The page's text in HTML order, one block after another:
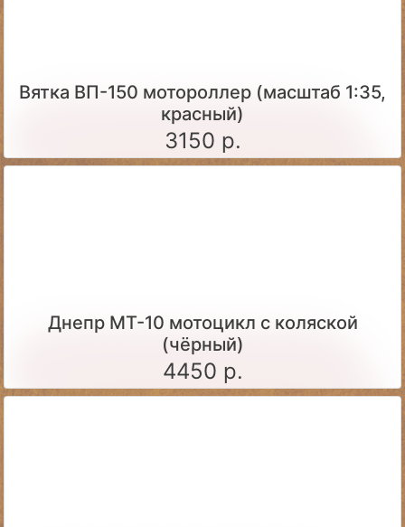
Вятка ВП-150 мотороллер (масштаб 1:35,
красный)
3150 р.
Днепр МТ-10 мотоцикл с коляской
(чёрный)
4450 р.